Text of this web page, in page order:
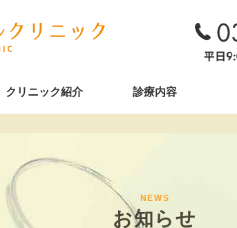
クリニック紹介 診療内容
NEWS
お知らせ